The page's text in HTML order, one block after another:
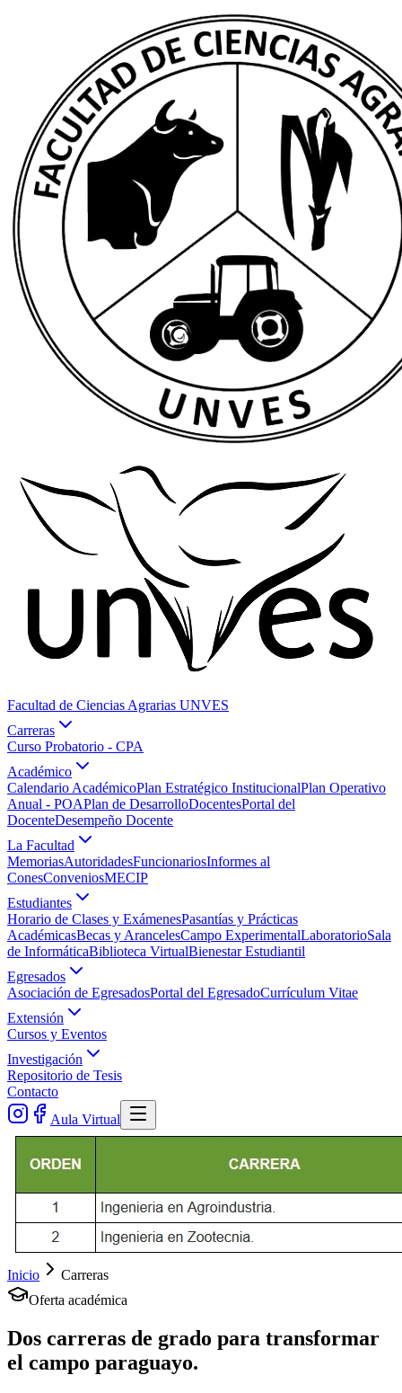
Facultad de Ciencias Agrarias UNVES
Carreras
Curso Probatorio - CPA
Académico
Calendario AcadémicoPlan Estratégico InstitucionalPlan Operativo
Anual - POAPlan de DesarrolloDocentesPortal del
DocenteDesempeño Docente
La Facultad
MemoriasAutoridadesFuncionariosInformes al
ConesConveniosMECIP
Estudiantes
Horario de Clases y ExámenesPasantías y Prácticas
AcadémicasBecas y ArancelesCampo ExperimentalLaboratorioSala
de InformáticaBiblioteca VirtualBienestar Estudiantil
Egresados
Asociación de EgresadosPortal del EgresadoCurrículum Vitae
Extensión
Cursos y Eventos
Investigación
Repositorio de Tesis
Contacto
Aula Virtual
Inicio
Carreras
Oferta académica
Dos carreras de grado para transformar
el campo paraguayo.